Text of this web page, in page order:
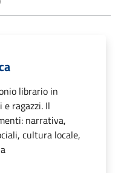
librario in
e ragazzi. Il
narrativa,
cultura locale,